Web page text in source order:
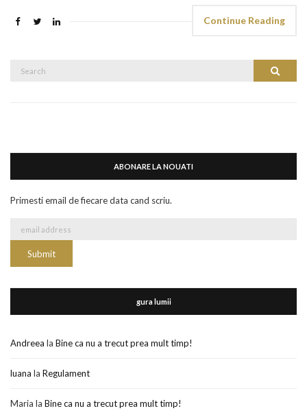
Continue Reading
Search
ABONARE LA NOUATI
Primesti email de fiecare data cand scriu.
gura lumii
Andreea la Bine ca nu a trecut prea mult timp!
luana la Regulament
Maria la Bine ca nu a trecut prea mult timp!